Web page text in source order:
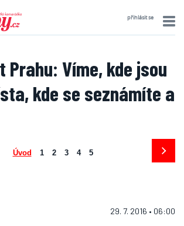
přihlásit se
Prahu: Víme, kde jsou
kde se seznámíte a
Úvod 1 2 3 4 5
29. 7. 2016 • 06:00